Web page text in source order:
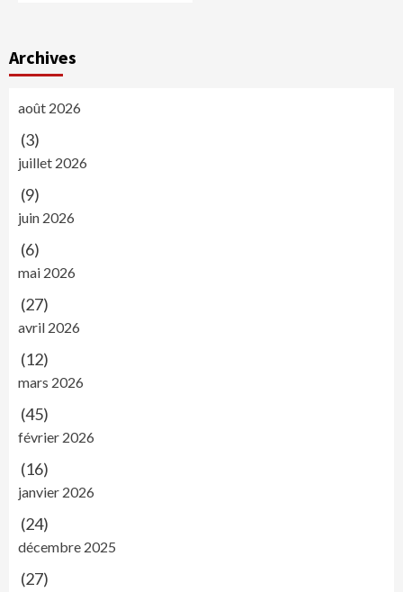
Archives
août 2026
(3)
juillet 2026
(9)
juin 2026
(6)
mai 2026
(27)
avril 2026
(12)
mars 2026
(45)
février 2026
(16)
janvier 2026
(24)
décembre 2025
(27)